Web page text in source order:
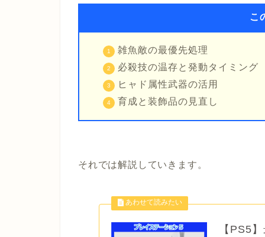
こ
雑魚敵の最優先処理
必殺技の温存と発動タイミング
ヒャド属性武器の活用
育成と装飾品の見直し
それでは解説していきます。
【PS5